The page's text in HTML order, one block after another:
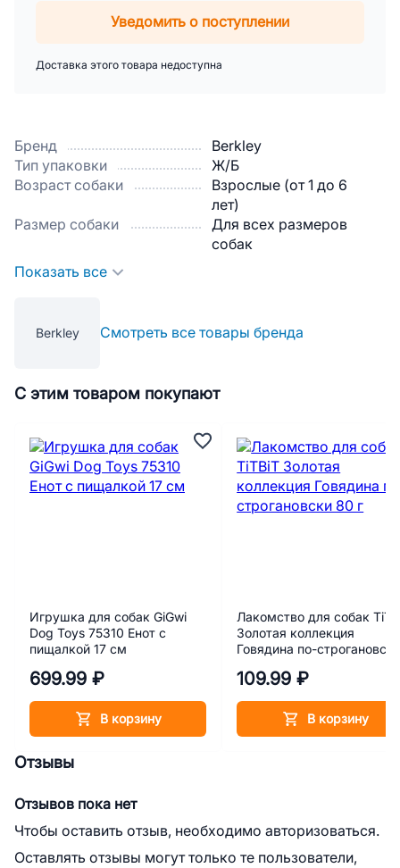
Бренд
Berkley
Тип упаковки
Ж/Б
Возраст собаки
Взрослые (от 1 до 6
лет)
Размер собаки
Для всех размеров
собак
Показать все
Berkley Смотреть все товары бренда
Уведомить о поступлении
Доставка этого товара недоступна
С этим товаром покупают
Игрушка для собак GiGwi
Dog Toys 75310 Енот с
пищалкой 17 см
699.99 ₽
В корзину
Лакомство для собак
Золотая коллекция
Говядина по-
109.99 ₽
В корзину
Отзывы
Отзывов пока нет
Чтобы оставить отзыв, необходимо авторизоваться.
Оставлять отзывы могут только те пользователи,